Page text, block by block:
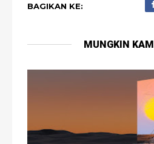
BAGIKAN KE:
MUNGKIN